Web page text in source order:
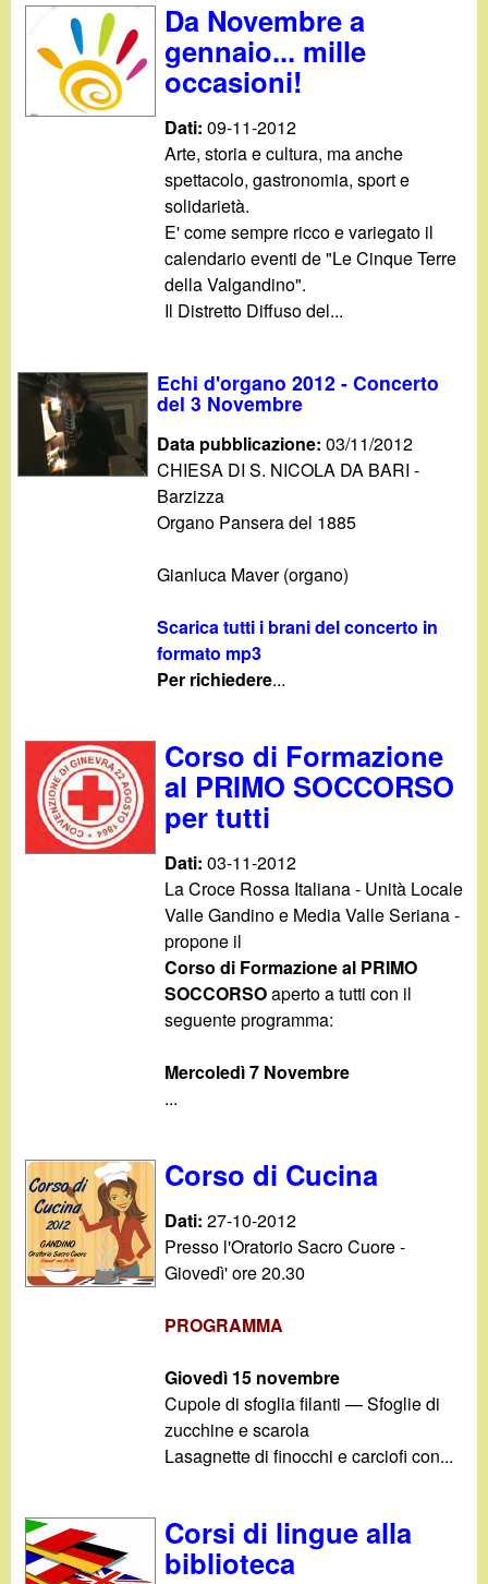
Da Novembre a
gennaio... mille
occasioni!
Dati:09-11-2012
Arte, storia e cultura, ma anche
spettacolo, gastronomia, sport e
solidarietà.
E' come sempre ricco e variegato il
calendario eventi de "Le Cinque Terre
della Valgandino".
Il Distretto Diffuso del...
Echi d'organo 2012 - Concerto
del 3 Novembre
Data pubblicazione:03/11/2012
CHIESA DI S. NICOLA DA BARI -
Barzizza
Organo Pansera del 1885
Gianluca Maver (organo)
Scarica tutti i brani del concerto in
formato mp3
Per richiedere...
Corso di Formazione
al PRIMO SOCCORSO
per tutti
Dati:03-11-2012
La Croce Rossa Italiana - Unità Locale
Valle Gandino e Media Valle Seriana -
propone il
Corso di Formazione al PRIMO
SOCCORSOaperto a tutti con il
seguente programma:
Mercoledì 7 Novembre
...
Corso di Cucina
Dati:27-10-2012
Presso l'Oratorio Sacro Cuore -
Giovedì' ore 20.30
PROGRAMMA
Giovedì 15 novembre
Cupole di sfoglia filanti — Sfoglie di
zucchine e scarola
Lasagnette di finocchi e carciofi con...
Corsi di lingue alla
biblioteca